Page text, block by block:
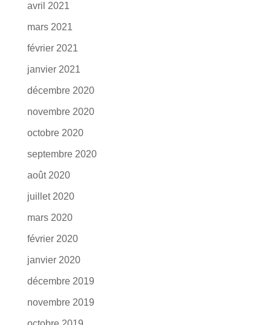
avril 2021
mars 2021
février 2021
janvier 2021
décembre 2020
novembre 2020
octobre 2020
septembre 2020
août 2020
juillet 2020
mars 2020
février 2020
janvier 2020
décembre 2019
novembre 2019